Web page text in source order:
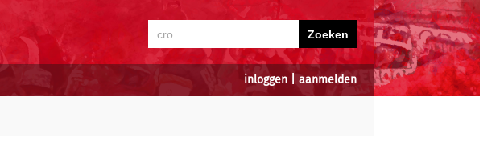
inloggen aanmelden